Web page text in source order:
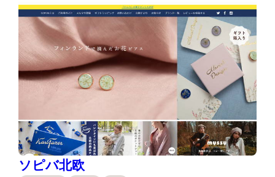
ソピバ北欧